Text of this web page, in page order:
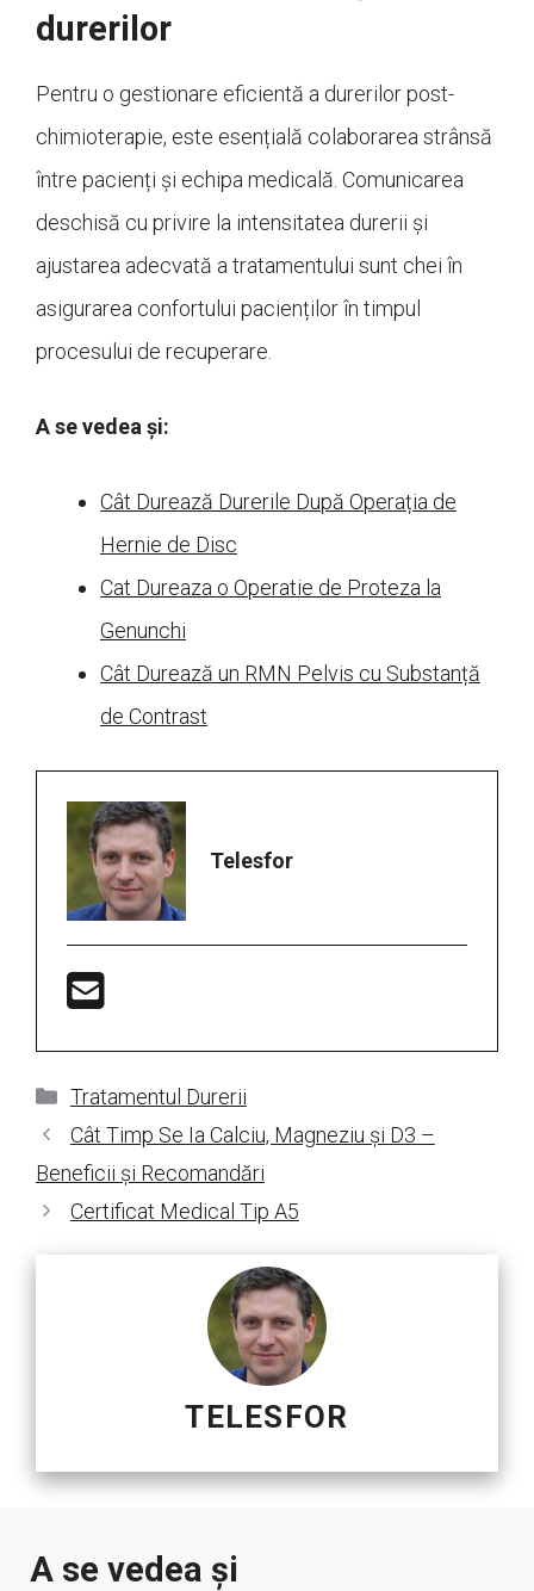
durerilor
Pentru o gestionare eficientă a durerilor post-
chimioterapie, este esențială colaborarea strânsă
între pacienți și echipa medicală. Comunicarea
deschisă cu privire la intensitatea durerii și
ajustarea adecvată a tratamentului sunt chei în
asigurarea confortului pacienților în timpul
procesului de recuperare.
A se vedea și:
Cât Durează Durerile După Operația de
Hernie de Disc
Cat Dureaza o Operatie de Proteza la
Genunchi
Cât Durează un RMN Pelvis cu Substanță
de Contrast
Telesfor
Categorii
Tratamentul Durerii
Cât Timp Se Ia Calciu, Magneziu și D3 –
Beneficii și Recomandări
Certificat Medical Tip A5
TELESFOR
A se vedea și